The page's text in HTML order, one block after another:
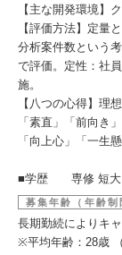
【主な開発環境】
【評価方法】定量
分析案件数という
で評価。定性：社
施。
【八つの心得】理
「素直」「前向き
「向上心」「一生
■学歴 専修 短大
募集年齢（年齢制
長期勤続によりキ
※平均年齢：28歳